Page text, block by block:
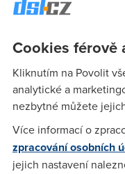
Profesor Solworth dále
jeden z důvodů, proč
Potíž s novými
demonstruje na
sám nazývá „aplikační
nezíská uživatele,
neexistují aplikace; a
protože systém nikdo
Cookies férově
Kliknutím na Povolit
analytické a
nezbytné můžete
Více informací o
zpracování osobních
jejich nastavení